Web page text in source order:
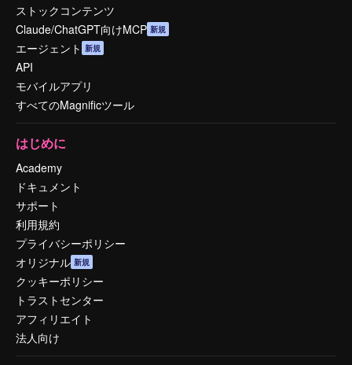
ストックコンテンツ
Claude/ChatGPT向けMCP 新規
エージェント 新規
API
モバイルアプリ
すべてのMagnificツール
はじめに
Academy
ドキュメント
サポート
利用規約
プライバシーポリシー
オリジナル 新規
クッキーポリシー
トラストセンター
アフィリエイト
法人向け